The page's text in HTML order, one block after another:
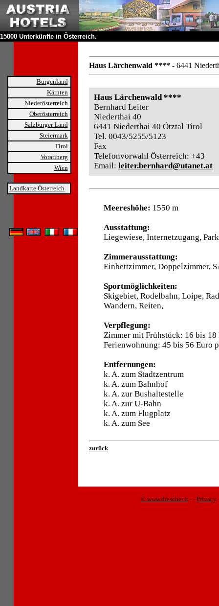
15000 Unterkünfte in Österreich.
Burgenland
Kärnten
Niederösterreich
Oberösterreich
Salzburger Land
Steiermark
Tirol
Vorarlberg
Wien
Landkarte Österreich
Haus Lärchenwald **** - 6441
Haus Lärchenwald ****
Bernhard Leiter
Niederthai 40
6441 Niederthai 40 Ötztal Tirol
Tel. 0043/5255/5123
Fax
Telefonvorwahl Österreich: +43
Email: leiter.bernhard@utanet.at
Meereshöhe: 1550 m
Ausstattung:
Liegewiese, Internetzugang,
Zimmerausstattung:
Einbettzimmer, Doppelzimmer,
Sportmöglichkeiten:
Skigebiet, Rodelbahn, Loipe,
Wandern, Reiten,
Verpflegung:
Zimmer mit Frühstück: 16 bis 18
Ferienwohnung: 45 bis 56 Euro
Entfernungen:
k. A. zum Stadtzentrum
k. A. zum Bahnhof
k. A. zur Bushaltestelle
k. A. zur U-Bahn
k. A. zum Flugplatz
k. A. zum See
zurück
© www.drescher.it - - Privacy